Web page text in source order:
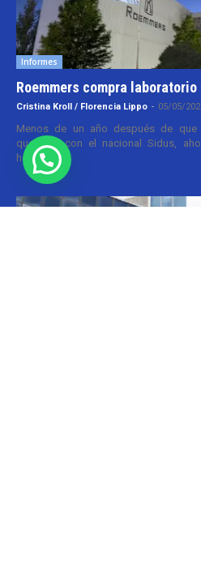
Informes
Roemmers compra
Cristina Kroll / Florencia Lippo - 05/05/
Menos de un año después de que
quedado con el nacional Sidus,
holding....